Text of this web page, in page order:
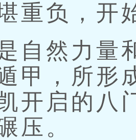
重负，开
然力量和
甲，所形
开启的八
压。